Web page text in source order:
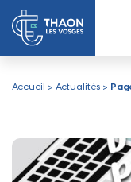
Accueil > Actualités >